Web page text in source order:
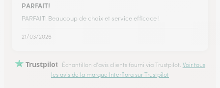
PARFAIT!
PARFAIT! Beaucoup de choix et service efficace !
21/03/2026
Trustpilot Échantillon d'avis clients fourni via Trustpilot. Voir tous
les avis de la marque Interflora sur Trustpilot